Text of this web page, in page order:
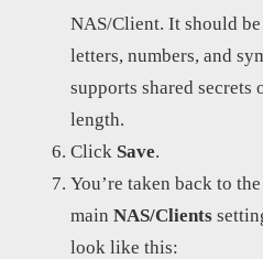
NAS/Client. It should
letters, numbers, and
supports shared secrets
length.
Click Save.
You’re taken back to the
main NAS/Clients
look like this: